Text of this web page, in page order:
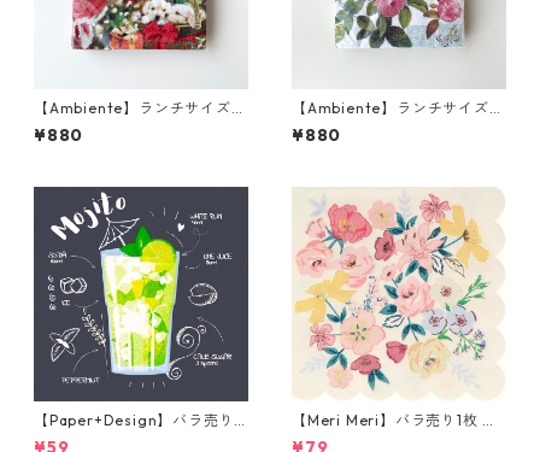
【Ambiente】ランチサイズ
ペーパーナプキン Just be qui
et ブラウン 20枚入り
¥880
【Ambiente】ランチサイズ
ペーパーナプキン Rose scent
ローズ 20枚入り
¥880
【Paper+Design】バラ売り2
枚 カクテルサイズ ペーパーナ
¥59
【Meri Meri】バラ売り1枚 ラ
ンチサイズ ペーパーナプキン
¥79